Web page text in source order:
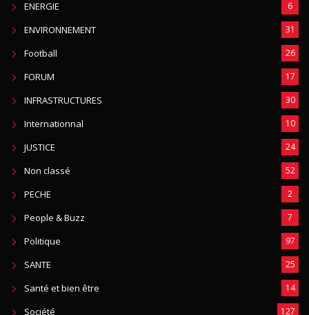
ENERGIE 6
ENVIRONNEMENT 31
Football 26
FORUM 17
INFRASTRUCTURES 30
Internationnal 10
JUSTICE 24
Non classé 52
PECHE 2
People & Buzz 7
Politique 97
SANTE 25
Santé et bien être 14
Société 127